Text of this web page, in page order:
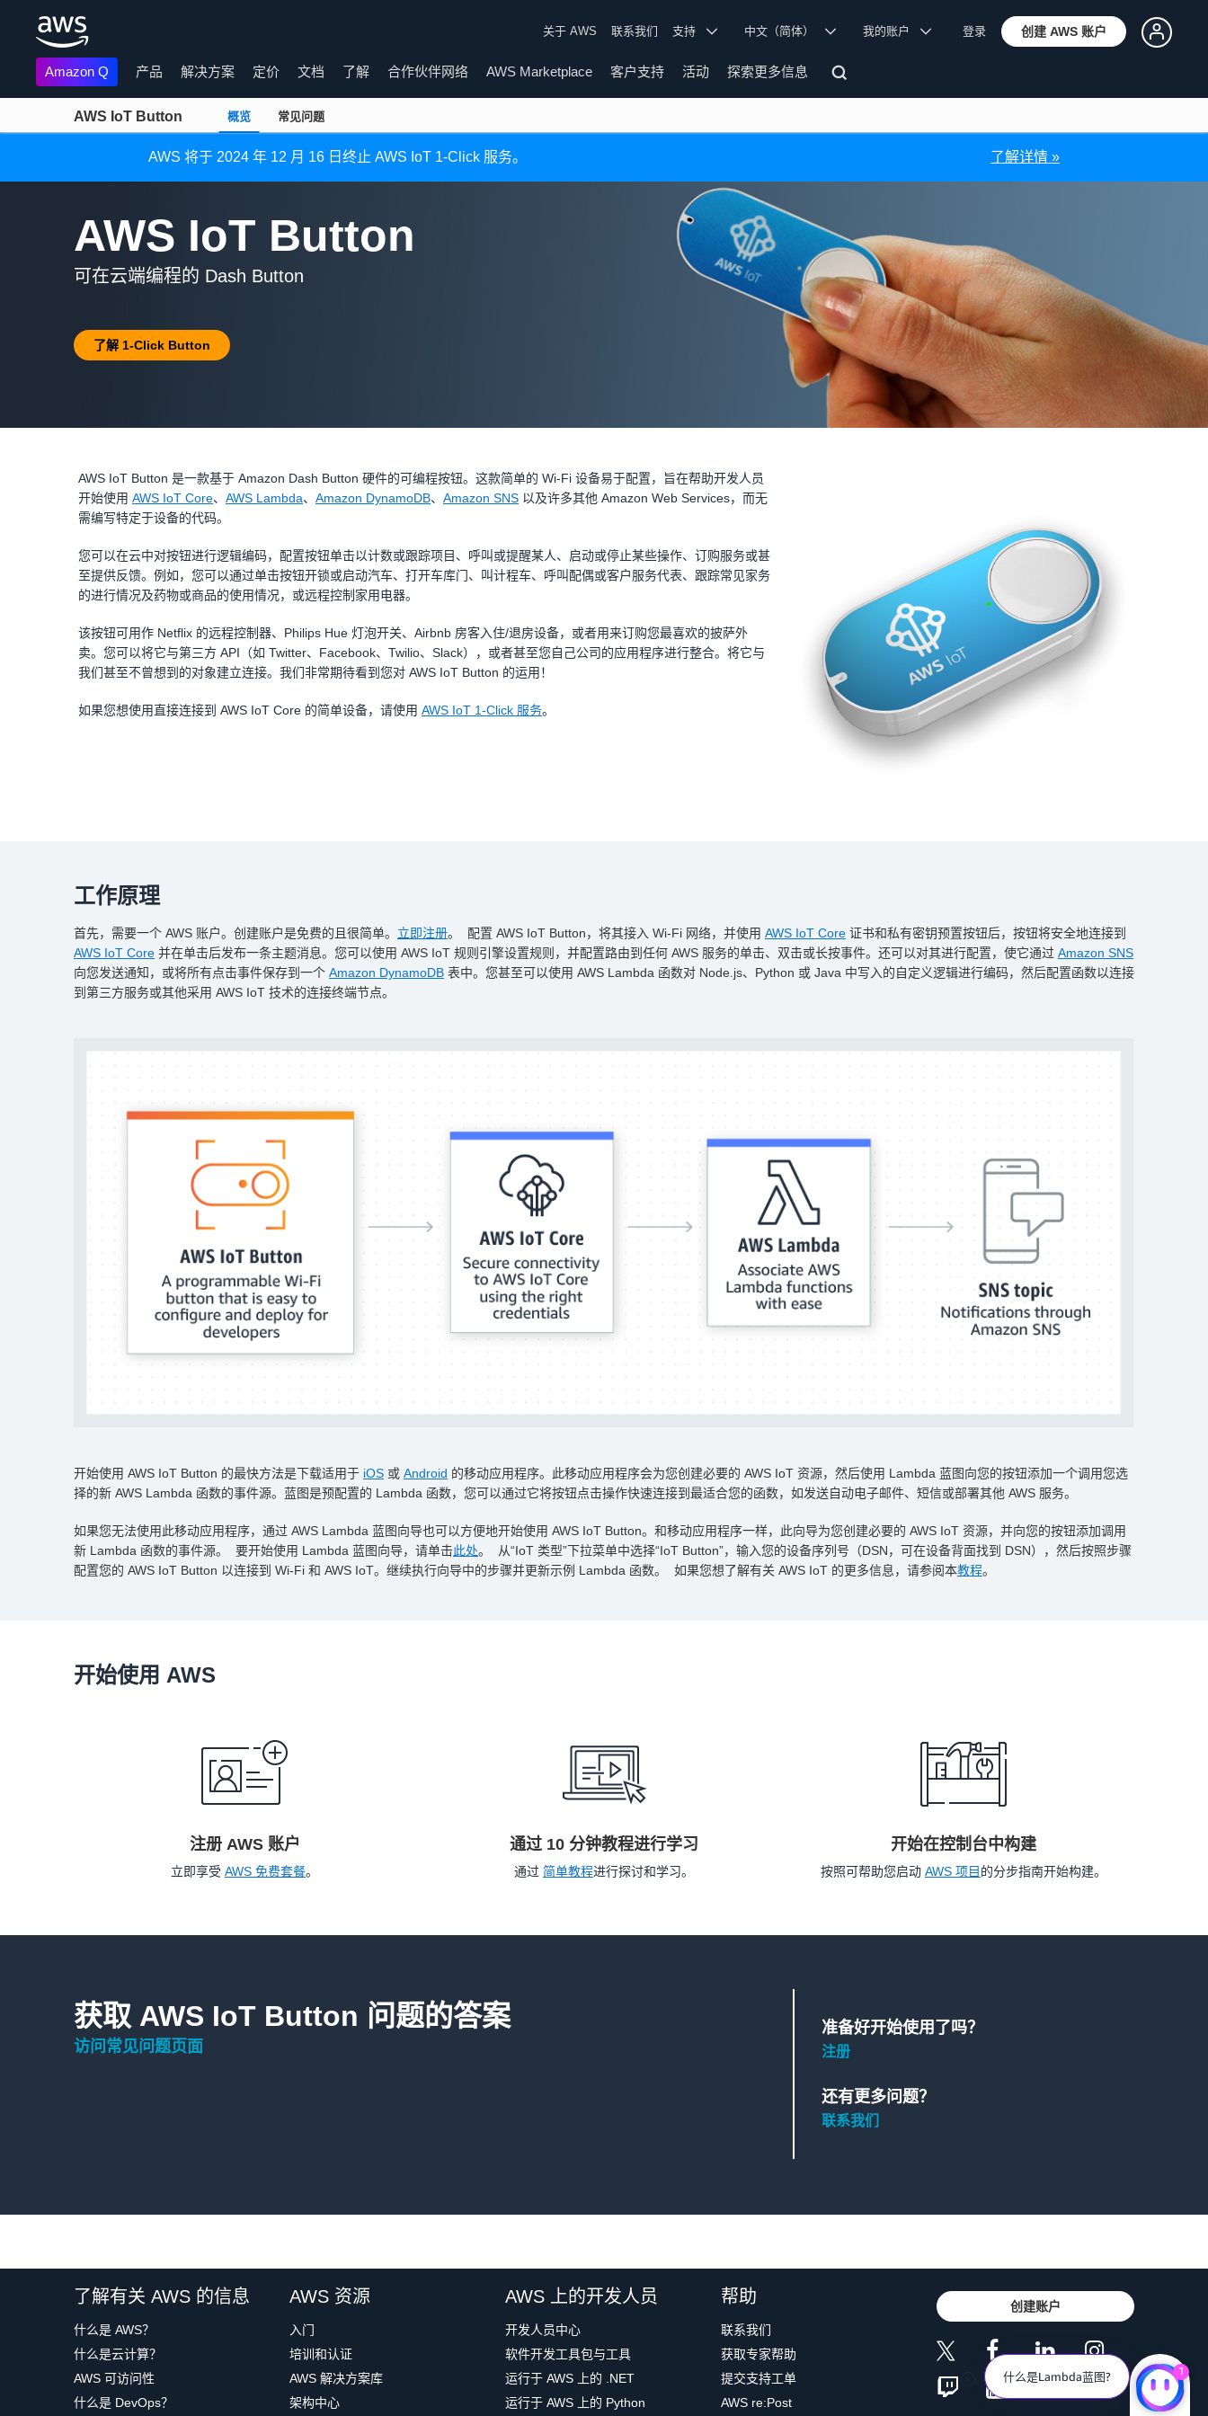
关于 AWS 联系我们 支持 中文（简体） 我的账户 登录 创建 AWS 账户
Amazon Q 产品 解决方案 定价 文档 了解 合作伙伴网络 AWS Marketplace 客户支持 活动 探索更多信息
AWS IoT Button 概览 常见问题
AWS 将于 2024 年 12 月 16 日终止 AWS IoT 1-Click 服务。 了解详情 »
AWS IoT Button
可在云端编程的 Dash Button
了解 1-Click Button
AWS IoT Button 是一款基于 Amazon Dash Button 硬件的可编程按钮。这款简单的 Wi-Fi 设备易于配置，旨在帮助开发人员
开始使用 AWS IoT Core、 AWS Lambda、 Amazon DynamoDB、 Amazon SNS 以及许多其他 Amazon Web Services，而无
需编写特定于设备的代码。
您可以在云中对按钮进行逻辑编码，配置按钮单击以计数或跟踪项目、呼叫或提醒某人、启动或停止某些操作、订购服务或甚
至提供反馈。例如，您可以通过单击按钮开锁或启动汽车、打开车库门、叫计程车、呼叫配偶或客户服务代表、跟踪常见家务
的进行情况及药物或商品的使用情况，或远程控制家用电器。
该按钮可用作 Netflix 的远程控制器、Philips Hue 灯泡开关、Airbnb 房客入住/退房设备，或者用来订购您最喜欢的披萨外
卖。您可以将它与第三方 API（如 Twitter、Facebook、Twilio、Slack），或者甚至您自己公司的应用程序进行整合。将它与
我们甚至不曾想到的对象建立连接。我们非常期待看到您对 AWS IoT Button 的运用！
如果您想使用直接连接到 AWS IoT Core 的简单设备，请使用 AWS IoT 1-Click 服务。
工作原理
首先，需要一个 AWS 账户。创建账户是免费的且很简单。 立即注册。 配置 AWS IoT Button，将其接入 Wi-Fi 网络，并使用 AWS IoT Core 证书和私有密钥预置按钮后，按钮将安全地连接到
AWS IoT Core 并在单击后发布一条主题消息。您可以使用 AWS IoT 规则引擎设置规则，并配置路由到任何 AWS 服务的单击、双击或长按事件。还可以对其进行配置，使它通过 Amazon SNS
向您发送通知，或将所有点击事件保存到一个 Amazon DynamoDB 表中。您甚至可以使用 AWS Lambda 函数对 Node.js、Python 或 Java 中写入的自定义逻辑进行编码，然后配置函数以连接
到第三方服务或其他采用 AWS IoT 技术的连接终端节点。
开始使用 AWS IoT Button 的最快方法是下载适用于 iOS 或 Android 的移动应用程序。此移动应用程序会为您创建必要的 AWS IoT 资源，然后使用 Lambda 蓝图向您的按钮添加一个调用您选
择的新 AWS Lambda 函数的事件源。蓝图是预配置的 Lambda 函数，您可以通过它将按钮点击操作快速连接到最适合您的函数，如发送自动电子邮件、短信或部署其他 AWS 服务。
如果您无法使用此移动应用程序，通过 AWS Lambda 蓝图向导也可以方便地开始使用 AWS IoT Button。和移动应用程序一样，此向导为您创建必要的 AWS IoT 资源，并向您的按钮添加调用
新 Lambda 函数的事件源。 要开始使用 Lambda 蓝图向导，请单击此处。 从“IoT 类型”下拉菜单中选择“IoT Button”，输入您的设备序列号（DSN，可在设备背面找到 DSN），然后按照步骤
配置您的 AWS IoT Button 以连接到 Wi-Fi 和 AWS IoT。继续执行向导中的步骤并更新示例 Lambda 函数。 如果您想了解有关 AWS IoT 的更多信息，请参阅本教程。
开始使用 AWS
注册 AWS 账户
立即享受 AWS 免费套餐。
通过 10 分钟教程进行学习
通过 简单教程进行探讨和学习。
开始在控制台中构建
按照可帮助您启动 AWS 项目 的分步指南开始构建。
获取 AWS IoT Button 问题的答案
访问常见问题页面
准备好开始使用了吗？
注册
还有更多问题？
联系我们
了解有关 AWS 的信息
什么是 AWS？
什么是云计算？
AWS 可访问性
什么是 DevOps？
AWS 资源
入门
培训和认证
AWS 解决方案库
架构中心
AWS 上的开发人员
开发人员中心
软件开发工具包与工具
运行于 AWS 上的 .NET
运行于 AWS 上的 Python
帮助
联系我们
获取专家帮助
提交支持工单
AWS re:Post
创建账户
什么是Lambda蓝图? 1